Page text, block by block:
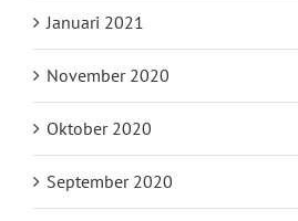
Januari 2021
November 2020
Oktober 2020
September 2020